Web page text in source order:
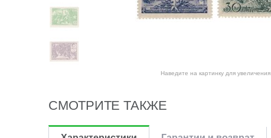
Наведите на картинку для увеличения
СМОТРИТЕ ТАКЖЕ